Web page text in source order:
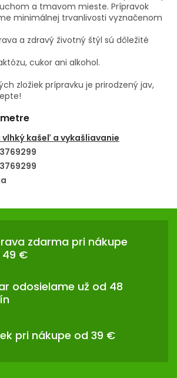
a tmavom mieste. Prípravok
minimálnej trvanlivosti vyznačenom
a zdravý životný štýl sú dôležité
cukor ani alkohol.
zložiek prípravku je prirodzený jav,
vlhký kašeľ a vykašliavanie
zdarma pri nákupe
49 €
odosielame už od 48
pri nákupe od 39 €